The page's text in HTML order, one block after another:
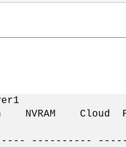
Cloud
----------